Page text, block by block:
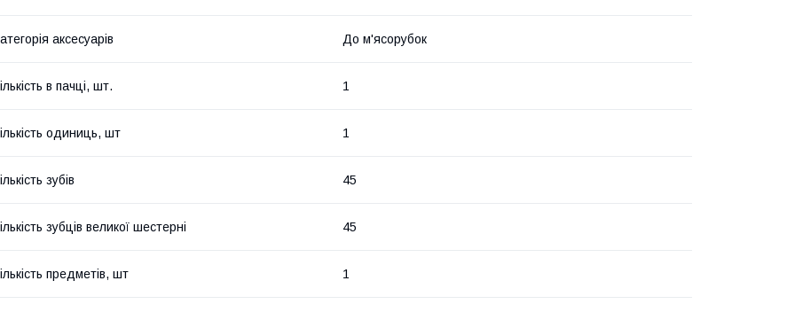
аксесуарів До м'ясорубок
в пачці, шт. 1
одиниць, шт 1
зубів 45
зубців великої шестерні 45
предметів, шт 1